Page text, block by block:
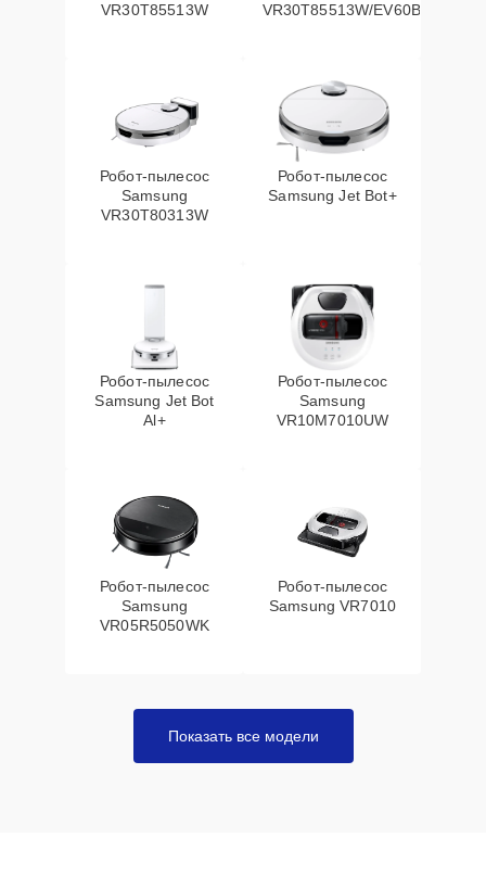
VR30T85513W
VR30T85513W/EV60Вт
Робот-пылесос
Samsung
VR30T80313W
Робот-пылесос
Samsung Jet Bot+
Робот-пылесос
Samsung Jet Bot
Al+
Робот-пылесос
Samsung
VR10M7010UW
Робот-пылесос
Samsung
VR05R5050WK
Робот-пылесос
Samsung VR7010
Показать все модели